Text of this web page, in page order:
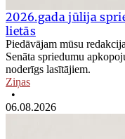
2026.gada jūlija
lietās
Piedāvājam mūsu
Senāta spriedumu
noderīgs lasītājiem.
Ziņas
•
06.08.2026